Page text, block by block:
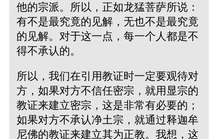
他的宗派。所以，正如龙猛菩萨所说：
有不是最究竟的见解，无也不是最究竟
的见解。对于这一点，每一个人都是不
得不承认的。
所以，我们在引用教证时一定要观待对
方，如果对方不信任密宗，就用显宗的
教证来建立密宗，这是非常有必要的；
如果对方不承认净土宗，就通过释迦牟
尼佛的教证来建立其为正教。我想，这